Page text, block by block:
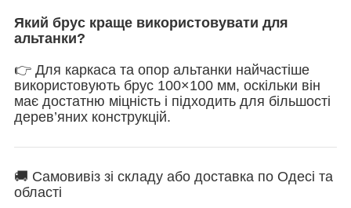
Який брус краще використовувати для
альтанки?
👉 Для каркаса та опор альтанки найчастіше
використовують брус 100×100 мм, оскільки він
має достатню міцність і підходить для більшості
дерев’яних конструкцій.
🚚 Самовивіз зі складу або доставка по Одесі та
області